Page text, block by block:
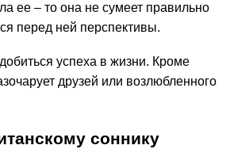
ее – то она не сумеет правильно
перед ней перспективы.
успеха в жизни. Кроме
друзей или возлюбленного
соннику